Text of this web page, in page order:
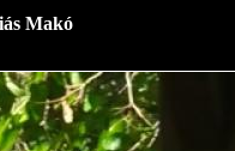
Makó